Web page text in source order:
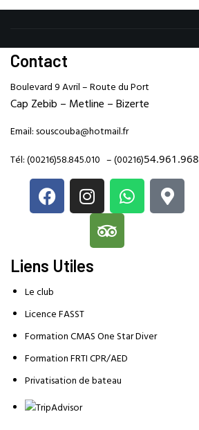
Contact
Boulevard 9 Avril – Route du Port
Cap Zebib – Metline – Bizerte
Email: souscouba@hotmail.fr
Tél:(00216)58.845.010 –(00216)54.961.968
Liens Utiles
Le club
Licence FASST
Formation CMAS One Star Diver
Formation FRTI CPR/AED
Privatisation de bateau